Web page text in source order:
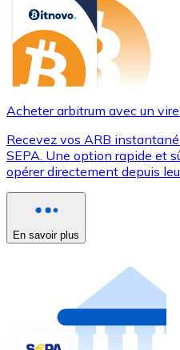
Acheter arbitrum avec un
Recevez vos ARB
SEPA. Une option rapide et
opérer directement depuis
En savoir plus